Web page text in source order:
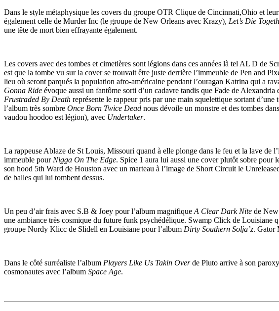
Dans le style métaphysique les covers du groupe OTR Clique de Cincinnati,Ohio et
également celle de Murder Inc (le groupe de New Orleans avec Krazy), Let’s Die
une tête de mort bien effrayante également.
Les covers avec des tombes et cimetières sont légions dans ces années là tel AL D de
est que la tombe vu sur la cover se trouvait être juste derrière l’immeuble de Pen and
lieu où seront parqués la population afro-américaine pendant l’ouragan Katrina qui a
Gonna Ride évoque aussi un fantôme sorti d’un cadavre tandis que Fade de Alexandria
Frustraded By Death représente le rappeur pris par une main squelettique sortant
l’album très sombre Once Born Twice Dead nous dévoile un monstre et des tombes
vaudou hoodoo est légion), avec Undertaker.
La rappeuse Ablaze de St Louis, Missouri quand à elle plonge dans le feu et la lave de
immeuble pour Nigga On The Edge. Spice 1 aura lui aussi une cover plutôt sobre pour
son hood 5th Ward de Houston avec un marteau à l’image de Short Circuit le
de balles qui lui tombent dessus.
Un peu d’air frais avec S.B & Joey pour l’album magnifique A Clear Dark Nite de New
une ambiance très cosmique du future funk psychédélique. Swamp Click de Louisiane
groupe Nordy Klicc de Slidell en Louisiane pour l’album Dirty Southern Solja’z. Gator
Dans le côté surréaliste l’album Players Like Us Takin Overde Pluto arrive à son
cosmonautes avec l’album Space Age.